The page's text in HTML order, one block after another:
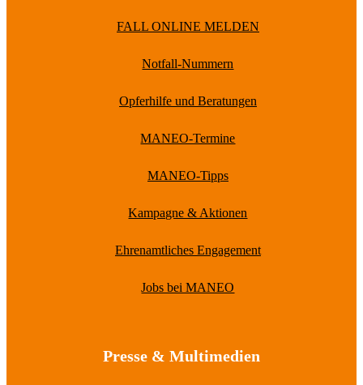
FALL ONLINE MELDEN
Notfall-Nummern
Opferhilfe und Beratungen
MANEO-Termine
MANEO-Tipps
Kampagne & Aktionen
Ehrenamtliches Engagement
Jobs bei MANEO
Presse & Multimedien